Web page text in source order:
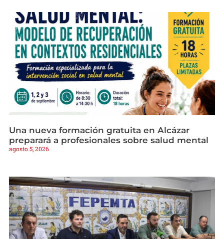
Una nueva formación gratuita en Alcázar
preparará a profesionales sobre salud mental
agosto 5, 2026